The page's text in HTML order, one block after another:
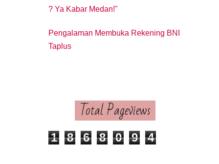
? Ya Kabar Medan!"
Pengalaman Membuka Rekening BNI
Taplus
Total Pageviews
1 8 6 8 0 9 4